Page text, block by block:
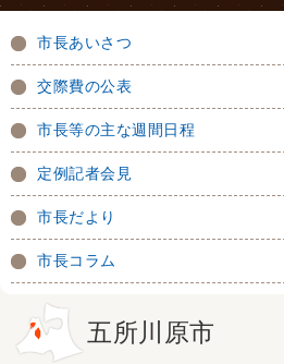
市長あいさつ
交際費の公表
市長等の主な週間日程
定例記者会見
市長だより
市長コラム
五所川原市